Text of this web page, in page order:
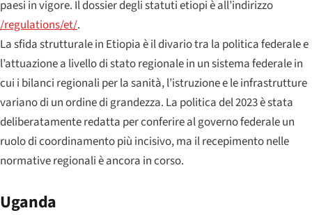
paesi in vigore. Il dossier degli statuti etiopi è all’indirizzo
/regulations/et/.
La sfida strutturale in Etiopia è il divario tra la politica federale e
l’attuazione a livello di stato regionale in un sistema federale in
cui i bilanci regionali per la sanità, l’istruzione e le infrastrutture
variano di un ordine di grandezza. La politica del 2023 è stata
deliberatamente redatta per conferire al governo federale un
ruolo di coordinamento più incisivo, ma il recepimento nelle
normative regionali è ancora in corso.
Uganda